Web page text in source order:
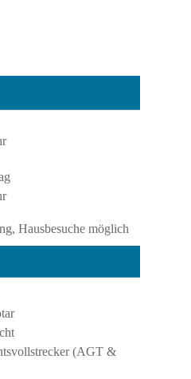
(AGT &
Hausbesuche möglich
und Erfahrungen zu
%
SEHR GUT